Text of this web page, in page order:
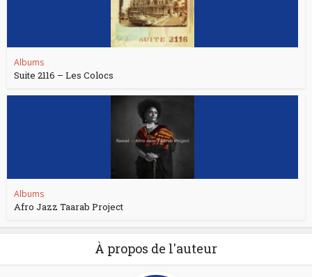
Albums
Suite 2116 – Les Colocs
Albums
Afro Jazz Taarab Project
À propos de l'auteur